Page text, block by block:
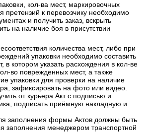
кол-ва мест, маркировочных
претензий к перевозчику необходимо
и получить заказ, вскрыть
на наличие боя в присутствии
количества мест, либо при
упаковки необходимо составить
в котором указать расхождения в кол-ве
во поврежденных мест, а также
упаковки для проверки на наличие
зафиксировать на фото или видео.
от курьера Акт с подписью и
подписать приёмную накладную и
заполнения формы Актов должны быть
заполнения менеджером транспортной